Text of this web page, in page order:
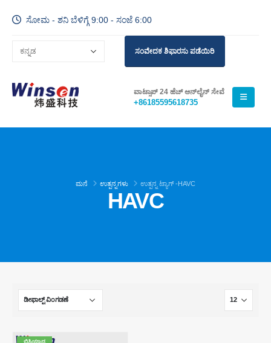
ಸೋಮ - ಶನಿ ಬೆಳಿಗ್ಗೆ 9:00 - ಸಂಜೆ 6:00
ಸಂವೇದಕ ಶಿಫಾರಸು ಪಡೆಯಿರಿ
ವಾಟ್ಸಾಪ್ 24 ಹೆಚ್ ಆನ್‌ಲೈನ್ ಸೇವೆ
+86185595618735
ಮನೆ ಉತ್ಪನ್ನಗಳು ಉತ್ಪನ್ನ ಟ್ಯಾಗ್ -HAVC
HAVC